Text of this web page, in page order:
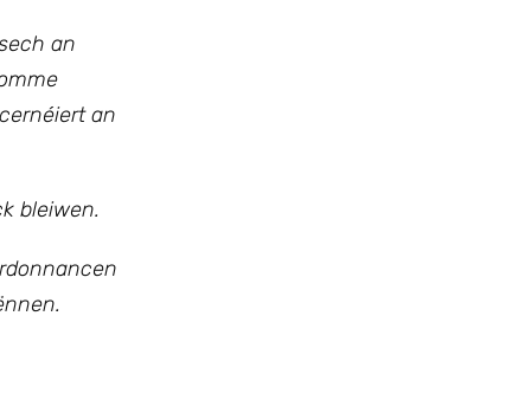
an
an
bleiwen.